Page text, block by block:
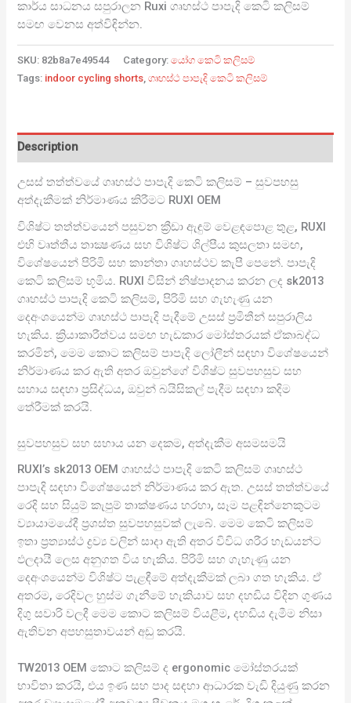
කාර්ය සාධනය සපුරාලන Ruxi ගෘහස්ථ පාපැදි කෙටි කලිසම්
සමඟ වෙනස අත්විඳින්න.
SKU: 82b8a7e49544 Category:යෝග කෙටි කලිසම්
Tags: indoor cycling shorts ,ගෘහස්ථ පාපැදි කෙටි කලිසම්
Description
උසස් තත්ත්වයේ ගෘහස්ථ පාපැදි කෙටි කලිසම් – සුවපහසු
අත්දැකීමක් නිර්මාණය කිරීමට RUXI OEM
විශිෂ්ට තත්ත්වයෙන් පසුවන ක්‍රීඩා ඇඳුම් වෙළඳපොළ තුළ, RUXI
එහි වෘත්තීය තාක්‍ෂණය සහ විශිෂ්ට ශිල්පීය කුසලතා සමඟ,
විශේෂයෙන් පිරිමි සහ කාන්තා ගෘහස්ථව කැපී පෙනේ. පාපැදි
කෙටි කලිසම් භූමිය. RUXI විසින් නිෂ්පාදනය කරන ලද sk2013
ගෘහස්ථ පාපැදි කෙටි කලිසම්, පිරිමි සහ ගැහැණු යන
දෙඅංශයෙන්ම ගෘහස්ථ පාපැදි පැදීමේ උසස් ප්‍රමිතීන් සපුරාලිය
හැකිය. ක්‍රියාකාරීත්වය සමඟ හැඩකාර මෝස්තරයක් ඒකාබද්ධ
කරමින්, මෙම කොට කලිසම් පාපැදි ලෝලීන් සඳහා විශේෂයෙන්
නිර්මාණය කර ඇති අතර ඔවුන්ගේ විශිෂ්ට සුවපහසුව සහ
සහාය සඳහා ප්‍රසිද්ධය, ඔවුන් බයිසිකල් පැදීම සඳහා කදිම
තේරීමක් කරයි.
සුවපහසුව සහ සහාය යන දෙකම, අත්දැකීම අසමසමයි
RUXI’s sk2013 OEM ගෘහස්ථ පාපැදි කෙටි කලිසම් ගෘහස්ථ
පාපැදි සඳහා විශේෂයෙන් නිර්මාණය කර ඇත. උසස් තත්ත්වයේ
රෙදි සහ සියුම් කැපුම් තාක්ෂණය හරහා, සෑම පළඳින්නෙකුටම
ව්‍යායාමයේදී ප්‍රශස්ත සුවපහසුවක් ලැබේ. මෙම කෙටි කලිසම්
ඉතා ප්‍රත්‍යාස්ථ ද්‍රව්‍ය වලින් සාදා ඇති අතර විවිධ ශරීර හැඩයන්ට
ඵලදායී ලෙස අනුගත විය හැකිය. පිරිමි සහ ගැහැණු යන
දෙඅංශයෙන්ම විශිෂ්ට පැළඳීමේ අත්දැකීමක් ලබා ගත හැකිය. ඒ
අතරම, රෙදිවල හුස්ම ගැනීමේ හැකියාව සහ දහඩිය විදින ගුණය
දිගු සවාරි වලදී මෙම කොට කලිසම් වියළීම, දහඩිය දැමීම නිසා
ඇතිවන අපහසුතාවයන් අඩු කරයි.
TW2013 OEM කොට කලිසම් ද ergonomic මෝස්තරයක්
භාවිතා කරයි, එය ඉණ සහ පාද සඳහා ආධාරක වැඩි දියුණු කරන